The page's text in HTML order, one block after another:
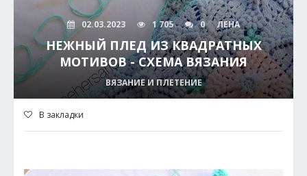
02.03.2023 1 705 0 ЛЕНА
НЕЖНЫЙ ПЛЕД ИЗ КВАДРАТНЫХ
МОТИВОВ - СХЕМА ВЯЗАНИЯ
ВЯЗАНИЕ И ПЛЕТЕНИЕ
В закладки